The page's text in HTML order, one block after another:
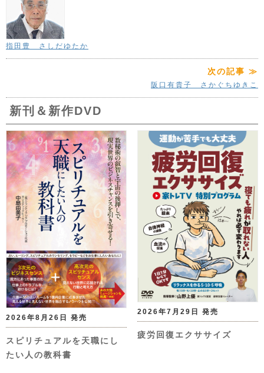
指田豊 さしだゆたか
次の記事 ≫
阪口有貴子 さかぐちゆきこ
新刊＆新作DVD
2026年8月26日 発売
スピリチュアルを天職にし
たい人の教科書
2026年7月29日 発売
疲労回復エクササイズ